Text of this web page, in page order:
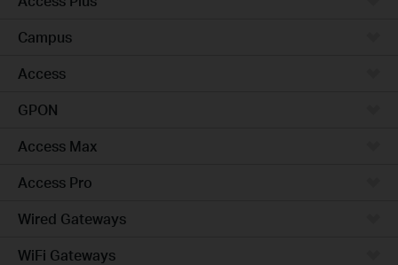
Campus
Access
GPON
Access Max
Access Pro
Wired Gateways
WiFi Gateways